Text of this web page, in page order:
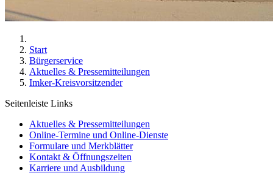
Start
Bürgerservice
Aktuelles & Pressemitteilungen
Imker-Kreisvorsitzender
Seitenleiste Links
Aktuelles & Pressemitteilungen
Online-Termine und Online-Dienste
Formulare und Merkblätter
Kontakt & Öffnungszeiten
Karriere und Ausbildung